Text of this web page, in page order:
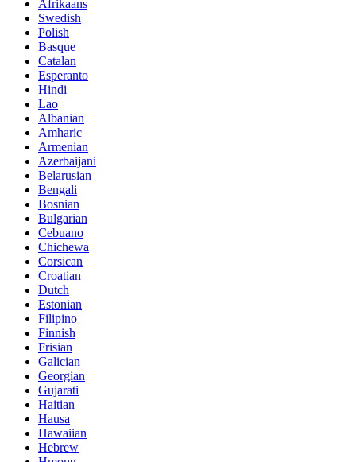
Afrikaans
Swedish
Polish
Basque
Catalan
Esperanto
Hindi
Lao
Albanian
Amharic
Armenian
Azerbaijani
Belarusian
Bengali
Bosnian
Bulgarian
Cebuano
Chichewa
Corsican
Croatian
Dutch
Estonian
Filipino
Finnish
Frisian
Galician
Georgian
Gujarati
Haitian
Hausa
Hawaiian
Hebrew